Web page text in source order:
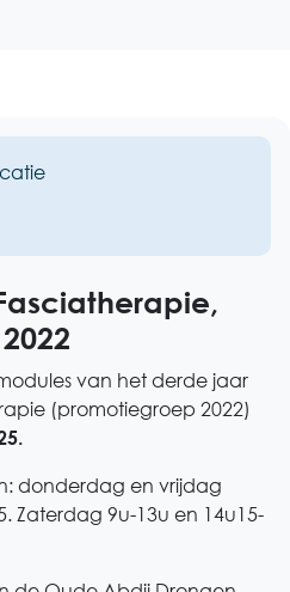
van het derde jaar
(promotiegroep 2022)
donderdag en vrijdag
Zaterdag 9u-13u en 14u15-